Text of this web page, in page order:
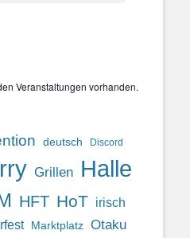
Veranstaltungen vorhanden.
deutsch Discord
Grillen Halle
HFT HoT irisch
Marktplatz Otaku